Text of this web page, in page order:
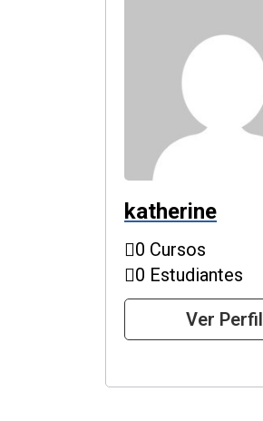
katherine
0 Cursos
0 Estudiantes
Ver Perfil